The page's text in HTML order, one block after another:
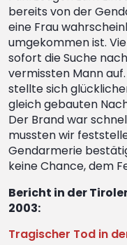
bereits von der
eine Frau
umgekommen ist.
sofort die Suche
vermissten Mann
stellte sich
gleich gebauten
Der Brand war
mussten wir
Gendarmerie
keine Chance, dem
Bericht in der
2003:
Tragischer Tod in